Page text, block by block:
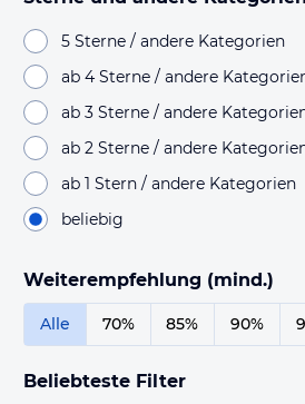
5 Sterne / andere Kategorien
ab 4 Sterne / andere
ab 3 Sterne / andere
ab 2 Sterne / andere
ab 1 Stern / andere Kategorien
beliebig
Weiterempfehlung (mind.)
Alle 70% 85% 90%
Beliebteste Filter